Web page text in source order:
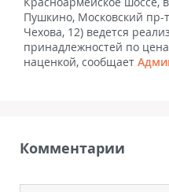
Пушкино, Московский пр-
Чехова, 12) ведется
принадлежностей по
наценкой, сообщает
Комментарии